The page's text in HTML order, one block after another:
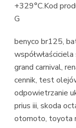
+329°C.Kod
G
benyco br125,
grand carnival,
cennik, test
odpowietrzanie
prius iii, skoda
otomoto, toyota